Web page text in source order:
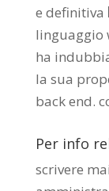
e definitiva
linguaggio
ha
la sua
back end.
Per info
scrivere